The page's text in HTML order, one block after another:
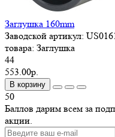
Заглушка 160mm
Заводской артикул:
товара: Заглушка
44
553.00р.
В корзину
50
Баллов дарим всем за
акции.